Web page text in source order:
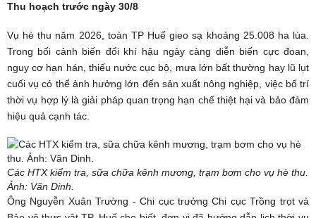
Thu hoạch trước ngày 30/8
Vụ hè thu năm 2026, toàn TP Huế gieo sạ khoảng 25.008 ha lúa.
Trong bối cảnh biến đổi khí hậu ngày càng diễn biến cực đoan,
nguy cơ hạn hán, thiếu nước cục bộ, mưa lớn bất thường hay lũ lụt
cuối vụ có thể ảnh hưởng lớn đến sản xuất nông nghiệp, việc bố trí
thời vụ hợp lý là giải pháp quan trọng hạn chế thiệt hại và bảo đảm
hiệu quả cạnh tác.
Các HTX kiểm tra, sữa chữa kênh mương, trạm bơm cho vụ hè thu.
Ảnh: Văn Dinh.
Ông Nguyễn Xuân Trường - Chi cục trưởng Chi cục Trồng trọt và